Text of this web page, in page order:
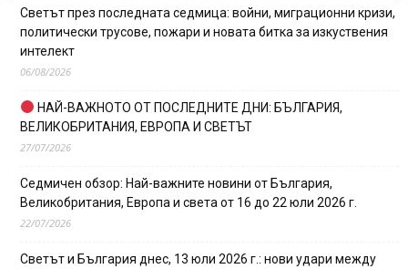
Светът през последната седмица: войни, миграционни кризи,
политически трусове, пожари и новата битка за изкуствения
интелект
06/08/2026
НАЙ-ВАЖНОТО ОТ ПОСЛЕДНИТЕ ДНИ: БЪЛГАРИЯ,
ВЕЛИКОБРИТАНИЯ, ЕВРОПА И СВЕТЪТ
27/07/2026
Седмичен обзор: Най-важните новини от България,
Великобритания, Европа и света от 16 до 22 юли 2026 г.
22/07/2026
Светът и България днес, 13 юли 2026 г.: нови удари между